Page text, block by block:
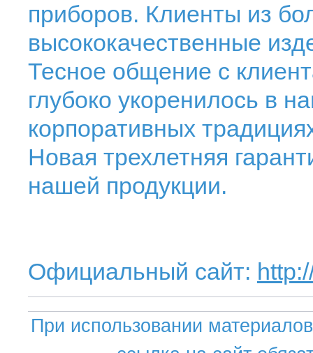
приборов. Клиенты из
высококачественные
Тесное общение с
глубоко укоренилось в
корпоративных
Новая трехлетняя
нашей продукции.
Официальный сайт:
При использовании